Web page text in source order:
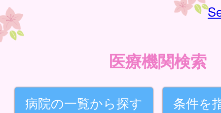
医療機関検索
病院の一覧から探す 条件を